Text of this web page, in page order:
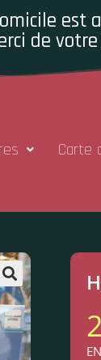
est
de
Carte